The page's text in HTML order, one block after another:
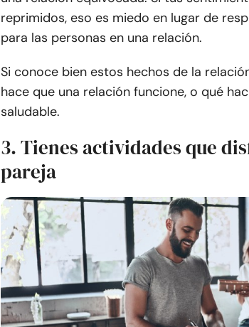
reprimidos, eso es miedo en lugar de
para las personas en una relación.
Si conoce bien estos hechos de la
hace que una relación funcione, o qué
saludable.
3. Tienes actividades que
pareja